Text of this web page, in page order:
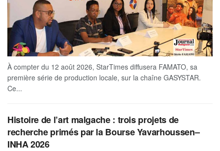
À compter du 12 août 2026, StarTimes diffusera FAMATO, sa
première série de production locale, sur la chaîne GASYSTAR.
Ce...
Histoire de l’art malgache : trois projets de
recherche primés par la Bourse Yavarhoussen–
INHA 2026